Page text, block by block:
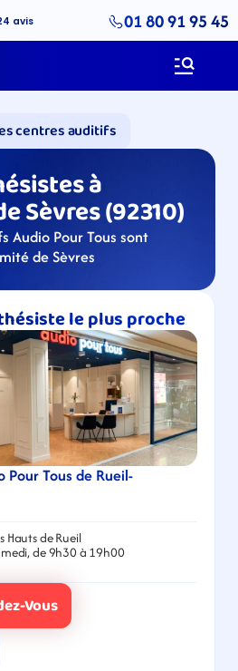
01 80 91 95 45
centres auditifs
à
Sèvres (92310)
Audio Pour Tous sont
de Sèvres
le plus proche
Tous de Rueil-
Hauts de Rueil
de 9h30 à 19h00
Vous